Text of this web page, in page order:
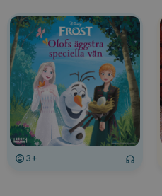
3+